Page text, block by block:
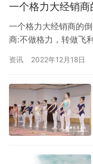
一个格力大经销商
一个格力大经销商的
商:不做格力，转做飞
了！转移到飞利浦 河
浦。“空调老大”遭经
资讯 2022年12月18日